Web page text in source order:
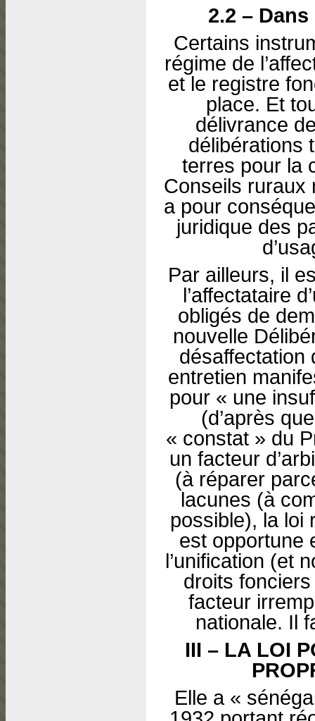
2.2 –
Certains
régime de
et le registre
place. Et
délivrance
délibérations
terres pour la
Conseils ruraux
a pour
juridique des
Par ailleurs, il
l’affectataire
obligés de
nouvelle
désaffectation
entretien
pour « une
(d’après
« constat » du
un facteur
(à réparer
lacunes (à
possible), la loi
est opportune
l’unification (et
droits
facteur
nationale. Il
III – LA LOI
Elle a «